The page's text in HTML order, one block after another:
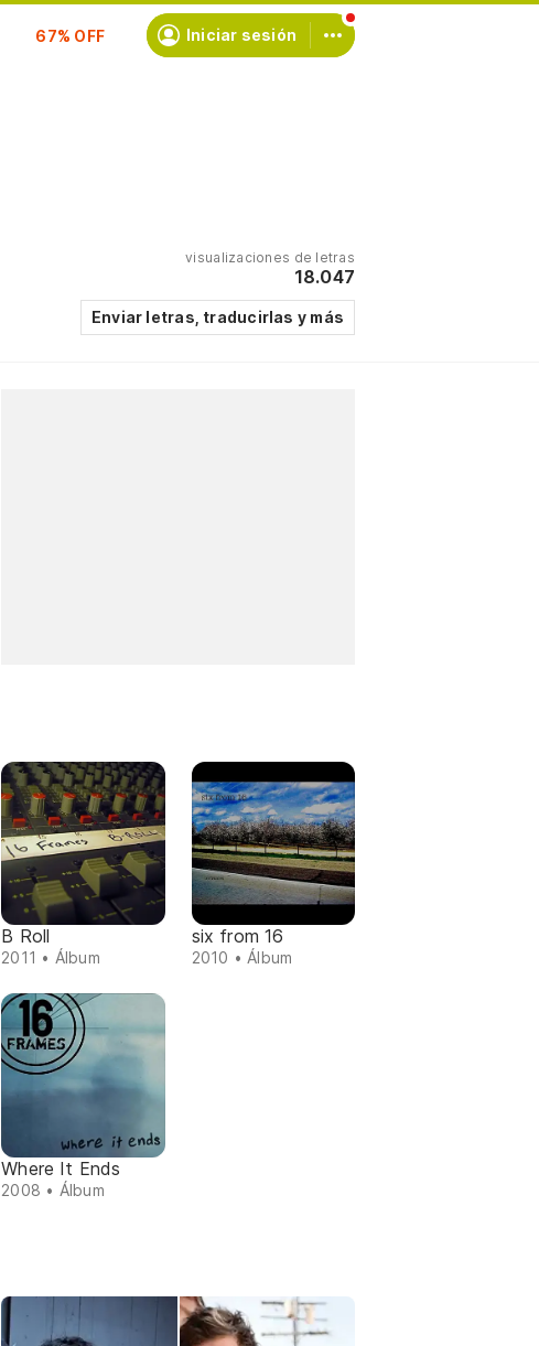
Suscríbete Iniciar sesión
visualizaciones de letras
18.047
Enviar letras, traducirlas y más
B Roll
2011 • Álbum
six from 16
2010 • Álbum
Where It Ends
2008 • Álbum